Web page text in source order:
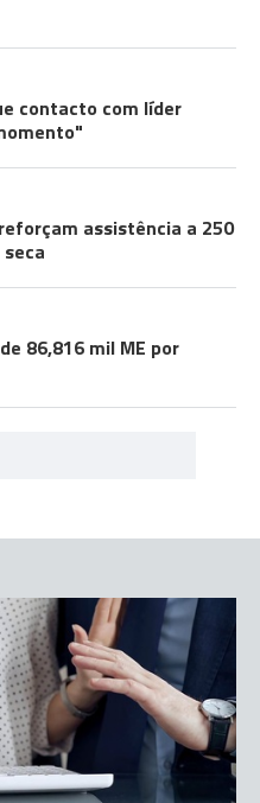
contacto com líder
assistência a 250
86,816 mil ME por